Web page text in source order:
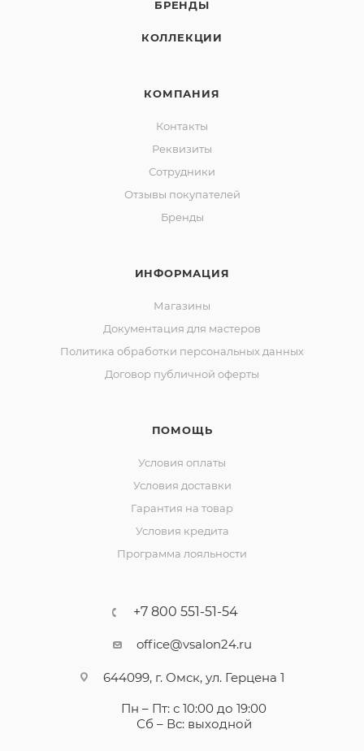
БРЕНДЫ
КОЛЛЕКЦИИ
КОМПАНИЯ
Контакты
Реквизиты
Сотрудники
Отзывы покупателей
Бренды
ИНФОРМАЦИЯ
Магазины
Документация для мастеров
Политика обработки персональных данных
Договор публичной оферты
ПОМОЩЬ
Условия оплаты
Условия доставки
Гарантия на товар
Условия кредита
Программа лояльности
+7 800 551-51-54
office@vsalon24.ru
644099, г. Омск, ул. Герцена 1
Пн – Пт: с 10:00 до 19:00
Сб – Вс: выходной